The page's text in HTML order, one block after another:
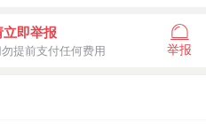
即举报
提前支付任何费用 举报